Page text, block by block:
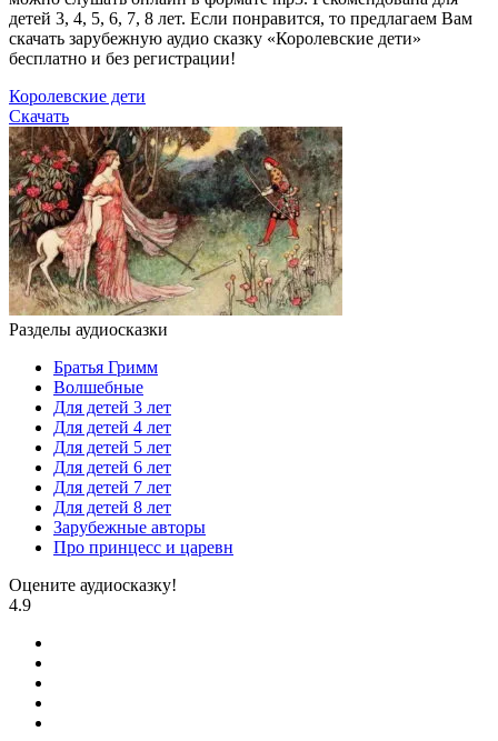
детей 3, 4, 5, 6, 7, 8 лет. Если понравится, то предлагаем Вам
скачать зарубежную аудио сказку «Королевские дети»
бесплатно и без регистрации!
Королевские дети
Скачать
Разделы аудиосказки
Братья Гримм
Волшебные
Для детей 3 лет
Для детей 4 лет
Для детей 5 лет
Для детей 6 лет
Для детей 7 лет
Для детей 8 лет
Зарубежные авторы
Про принцесс и царевн
Оцените аудиосказку!
4.9